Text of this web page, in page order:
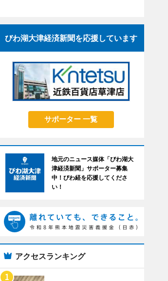
びわ湖大津経済新聞を応援しています
サポーター 一覧
地元のニュース媒体「びわ湖大
津経済新聞」サポーター募集
中！びわ経を応援してくださ
い！
アクセスランキング